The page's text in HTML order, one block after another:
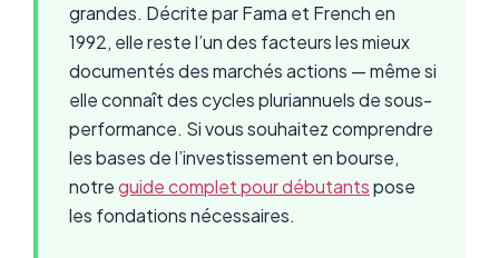
grandes. Décrite par Fama et French en
1992, elle reste l’un des facteurs les mieux
documentés des marchés actions — même si
elle connaît des cycles pluriannuels de sous-
performance. Si vous souhaitez comprendre
les bases de l’investissement en bourse,
notreguide complet pour débutantspose
les fondations nécessaires.